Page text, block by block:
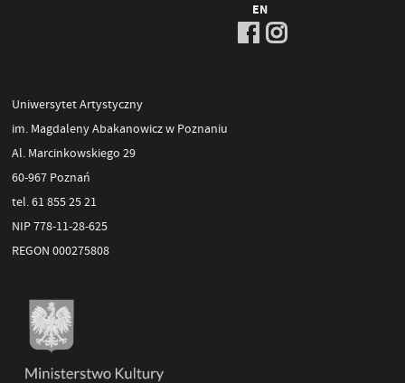
EN
Uniwersytet Artystyczny
im. Magdaleny Abakanowicz w Poznaniu
Al. Marcinkowskiego 29
60-967 Poznań
tel. 61 855 25 21
NIP 778-11-28-625
REGON 000275808